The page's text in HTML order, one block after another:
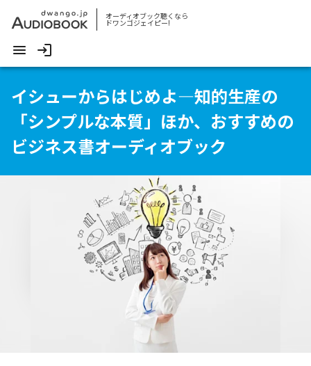
オーディオブック聴くなら
ドワンゴジェイピー!
イシューからはじめよ―知的生産の
「シンプルな本質」ほか、おすすめの
ビジネス書オーディオブック